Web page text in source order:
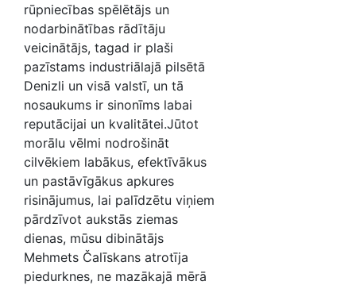
rūpniecības spēlētājs un
nodarbinātības rādītāju
veicinātājs, tagad ir plaši
pazīstams industriālajā pilsētā
Denizli un visā valstī, un tā
nosaukums ir sinonīms labai
reputācijai un kvalitātei.Jūtot
morālu vēlmi nodrošināt
cilvēkiem labākus, efektīvākus
un pastāvīgākus apkures
risinājumus, lai palīdzētu viņiem
pārdzīvot aukstās ziemas
dienas, mūsu dibinātājs
Mehmets Čalīskans atrotīja
piedurknes, ne mazākajā mērā